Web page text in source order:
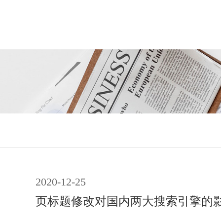
2020-12-25
页标题修改对国内两大搜索引擎的